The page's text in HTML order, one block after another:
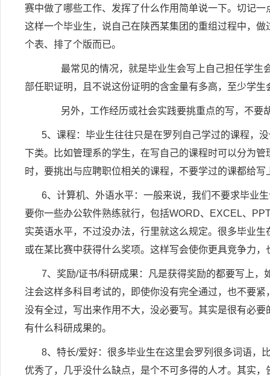
赛中做了哪些工作、发挥了什么作用简单说一下。切记
这样一个毕业生，说自己在陕西某集团的重组过程中，
个表、排了个版而已。
最常见的情况，就是毕业生会写上自己担任学生
部任职证明，且不说这份证明的含金量有多高，至少学
另外，工作经历或社会实践要挑重点的写，不要
5、课程：毕业生往往只是在罗列自己学过的课程，
下类。比如管理系的学生，在写自己的课程时可以分为
时，要挑出与应聘职位相关的课程，不要学过的课都给
6、计算机、外语水平：一般来说，我们不要求毕业
要你一些办公软件熟练就行，包括WORD、 EXCEL、
实英语水平，不过没办法，行里就这么规定。很多毕业
或在某比赛中获得什么奖项。这样写会使你更具竞争力
7、奖励/证书/科研成果：凡是获得奖励的都要写上，
注会这样多科目考试的，即使你没有完全通过，也不要
没有全过，写出来作用不大，没必要写。其实是很有必
有什么科研成果的。
8、特长/爱好：很多毕业生在这里会罗列很多词语，
优秀了，几乎没什么缺点，是个不可多得的人才。其实